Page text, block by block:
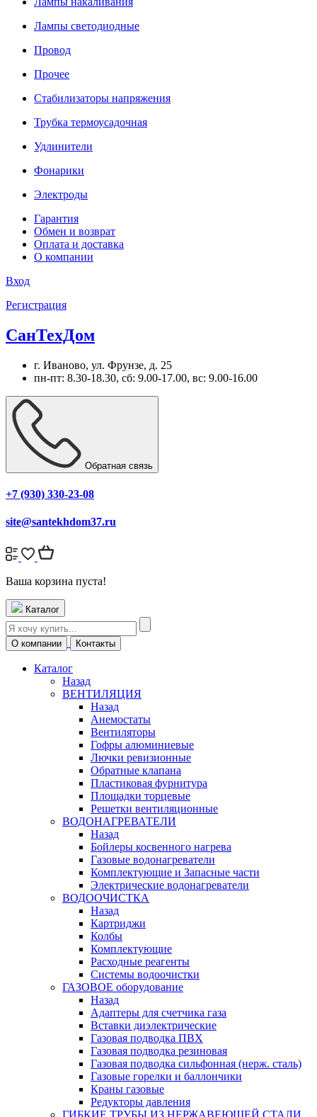
Лампы светодиодные
Провод
Прочее
Стабилизаторы напряжения
Трубка термоусадочная
Удлинители
Фонарики
Электроды
Гарантия
Обмен и возврат
Оплата и доставка
О компании
Вход
Регистрация
СанТехДом
г. Иваново, ул. Фрунзе, д. 25
пн-пт: 8.30-18.30, сб: 9.00-17.00, вс: 9.00-16.00
Обратная связь
+7 (930) 330-23-08
site@santekhdom37.ru
Ваша корзина пуста!
Каталог
О компании Контакты
Каталог
Назад
ВЕНТИЛЯЦИЯ
Назад
Анемостаты
Вентиляторы
Гофры алюминиевые
Лючки ревизионные
Обратные клапана
Пластиковая фурнитура
Площадки торцевые
Решетки вентиляционные
ВОДОНАГРЕВАТЕЛИ
Назад
Бойлеры косвенного нагрева
Газовые водонагреватели
Комплектующие и Запасные части
Электрические водонагреватели
ВОДООЧИСТКА
Назад
Картриджи
Колбы
Комплектующие
Расходные реагенты
Системы водоочистки
ГАЗОВОЕ оборудование
Назад
Адаптеры для счетчика газа
Вставки диэлектрические
Газовая подводка ПВХ
Газовая подводка резиновая
Газовая подводка сильфонная (нерж. сталь)
Газовые горелки и баллончики
Краны газовые
Редукторы давления
ГИБКИЕ ТРУБЫ ИЗ НЕРЖАВЕЮЩЕЙ СТАЛИ